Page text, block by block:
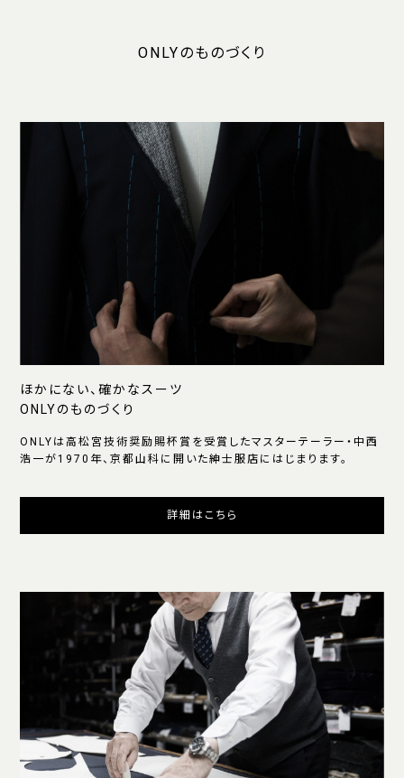
ONLYのものづくり
ほかにない、確かなスーツ
ONLYのものづくり
ONLYは高松宮技術奨励賜杯賞を受賞したマスターテーラー・中西
浩一が1970年、京都山科に開いた紳士服店にはじまります。
詳細はこちら